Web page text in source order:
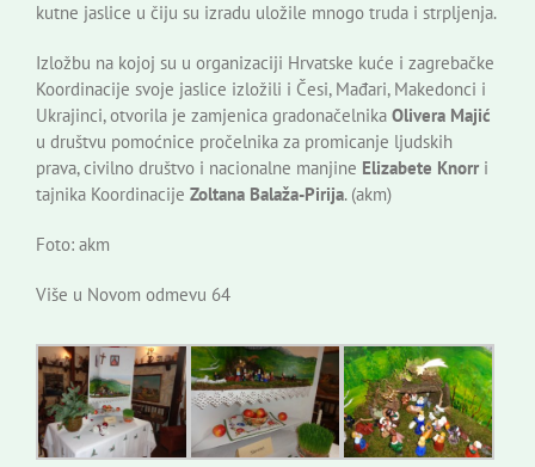
Novi odmev – naše glasilo
Izdavaštvo
Korisne informacije
kutne jaslice u čiju su izradu uložile mnogo truda i strpljenja.
Izložbu na kojoj su u organizaciji Hrvatske kuće i zagrebačke
Koordinacije svoje jaslice izložili i Česi, Mađari, Makedonci i
Ukrajinci, otvorila je zamjenica gradonačelnika Olivera Majić
u društvu pomoćnice pročelnika za promicanje ljudskih
prava, civilno društvo i nacionalne manjine Elizabete Knorr i
tajnika Koordinacije Zoltana Balaža-Pirija. (akm)
Foto: akm
Više u Novom odmevu 64